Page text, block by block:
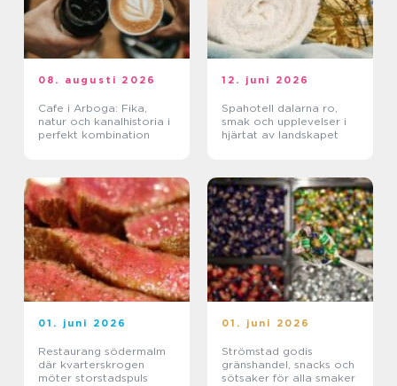
08. augusti 2026
Cafe i Arboga: Fika,
natur och kanalhistoria i
perfekt kombination
12. juni 2026
Spahotell dalarna ro,
smak och upplevelser i
hjärtat av landskapet
01. juni 2026
Restaurang södermalm
där kvarterskrogen
möter storstadspuls
01. juni 2026
Strömstad godis
gränshandel, snacks och
sötsaker för alla smaker